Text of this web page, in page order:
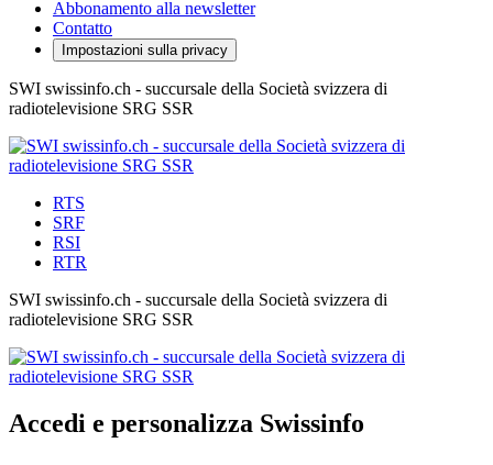
Abbonamento alla newsletter
Contatto
Impostazioni sulla privacy
SWI swissinfo.ch - succursale della Società svizzera di
radiotelevisione SRG SSR
RTS
SRF
RSI
RTR
SWI swissinfo.ch - succursale della Società svizzera di
radiotelevisione SRG SSR
Accedi e personalizza Swissinfo